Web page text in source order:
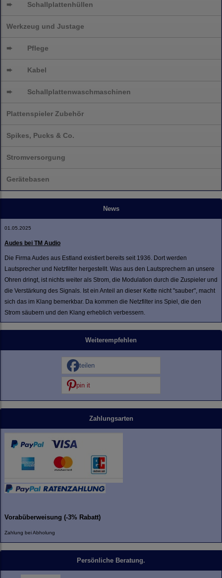
➨ Schallplattenhüllen
Werkzeug und Justage
➨ Pflege
➨ Kabel
➨ Schallplattenwaschmaschinen
Plattenspieler Zubehör
Spikes, Pucks & Co.
Stromversorgung
Gerätebasen
News
01.05.2025
Audes bei TM Audio
Die Firma Audes aus Estland existiert bereits seit 1936. Dort werden
Lautsprecher und Netzfilter hergestellt. Was aus den Lautsprechern an unsere
Ohren dringt, ist nichts weiter als Strom, die Modulation durch die Zuspieler und
die Verstärkung des Signals. Ist ein Anteil an dieser Kette nicht "sauber", macht
sich das im Klang bemerkbar. Da kommen die Netzfilter ins Spiel, die den
Strom säubern und den Klang erheblich verbessern.
Weiterempfehlen
teilen
pin it
Zahlungsarten
Vorabüberweisung (-3% Rabatt)
Zahlung bei Abholung
Persönliche Beratung.